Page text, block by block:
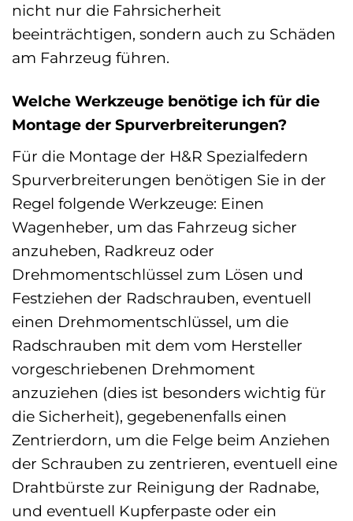
nicht nur die Fahrsicherheit
beeinträchtigen, sondern auch zu Schäden
am Fahrzeug führen.
Welche Werkzeuge benötige ich für die
Montage der Spurverbreiterungen?
Für die Montage der H&R Spezialfedern
Spurverbreiterungen benötigen Sie in der
Regel folgende Werkzeuge: Einen
Wagenheber, um das Fahrzeug sicher
anzuheben, Radkreuz oder
Drehmomentschlüssel zum Lösen und
Festziehen der Radschrauben, eventuell
einen Drehmomentschlüssel, um die
Radschrauben mit dem vom Hersteller
vorgeschriebenen Drehmoment
anzuziehen (dies ist besonders wichtig für
die Sicherheit), gegebenenfalls einen
Zentrierdorn, um die Felge beim Anziehen
der Schrauben zu zentrieren, eventuell eine
Drahtbürste zur Reinigung der Radnabe,
und eventuell Kupferpaste oder ein